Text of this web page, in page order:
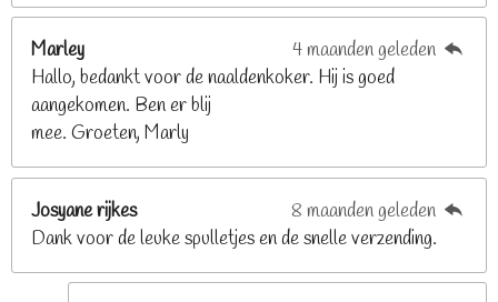
8
s
Marley
4 maanden geleden
Hallo, bedankt voor de naaldenkoker. Hij is goed
aangekomen. Ben er blij
mee. Groeten, Marly
Josyane rijkes
8 maanden geleden
Dank voor de leuke spulletjes en de snelle verzending.